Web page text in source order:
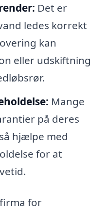
Det er
ledes korrekt
kan
eller udskiftning
Mange
på deres
hjælpe med
for at
for